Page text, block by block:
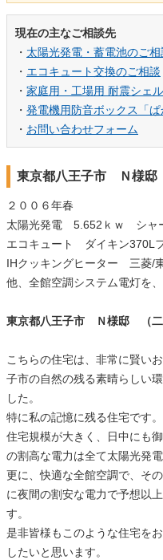
現在の主なご相談先
・ 太陽光発電・蓄電池のご相
・ エコキュート交換のご相談
・ 家庭用・工場用 耐震シェ
・ 発電機用防音ボックス「ぱ
・ お問い合わせフォーム
東京都八王子市 Ｎ様邸
２００６年春
太陽光発電 5.652ｋｗ シャ
エコキュート ダイキン370L
IHクッキングヒーター 三菱/
他、全館空調システム電灯を
東京都八王子市 Ｎ様邸 （二
こちらの住宅は、非常に賢い
子市の自然の残る素晴らしい
した。
特に私の記憶に残る住宅です。
住宅規模が大きく、日中にも
の割高な電力は全て太陽光発電
更に、快適な全館空調で、そ
に夜間の割安な電力で予想以
す。
是非皆様もこのような住宅を
したいと思います。